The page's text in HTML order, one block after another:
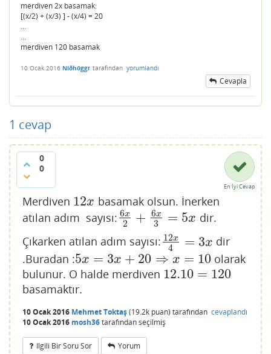
merdiven 2x basamak:
[(x/2) + (x/3) ] - (x/4) = 20
...
...
merdiven 120 basamak
10 Ocak 2016 Níðhöggr tarafından yorumlandı
Cevapla
1 cevap
0
0
En İyi Cevap
Merdiven 12x
12x basamak olsun. İnerken
atılan adım sayısı: 6x
2 + 6x
3 = 5x
6x2 +6 x3= 5x
dir.
Çıkarken atılan adım sayısı: 12x
4 = 3x
12x4 =3 x
dir
.Buradan :5x = 3x + 20 ⇒ x = 10
5x= 3x +20 ⇒x =10
olarak
bulunur. O halde merdiven 12.10 = 120
12.10= 120
basamaktır.
10 Ocak 2016 Mehmet Toktaş(19.2k puan) tarafından cevaplandı
10 Ocak 2016 mosh36tarafındanseçilmiş
Ilgili Bir Soru Sor Yorum